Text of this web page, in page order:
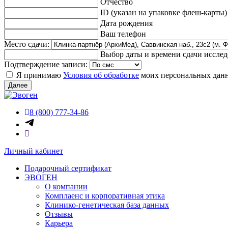
Отчество
ID (указан на упаковке флеш-карты)
Дата рождения
Ваш телефон
Место сдачи:
Выбор даты и времени сдачи
Подтверждение записи:
Я принимаю Условия об обработке моих персональных
Далее
8 (800) 777-34-86
Личный кабинет
Подарочный сертификат
ЭВОГЕН
О компании
Комплаенс и корпоративная этика
Клинико-генетическая база данных
Отзывы
Карьера